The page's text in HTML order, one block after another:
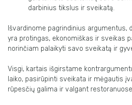
darbinius tikslus ir sveikatą.
Išvardinome pagrindinius argumentus,
yra protingas, ekonomiškas ir sveikas
norinčiam palaikyti savo sveikatą ir
Visgi, kartais išgirstame
laiko, pasirūpinti sveikata ir mėgautis
rūpesčių galima ir valgant